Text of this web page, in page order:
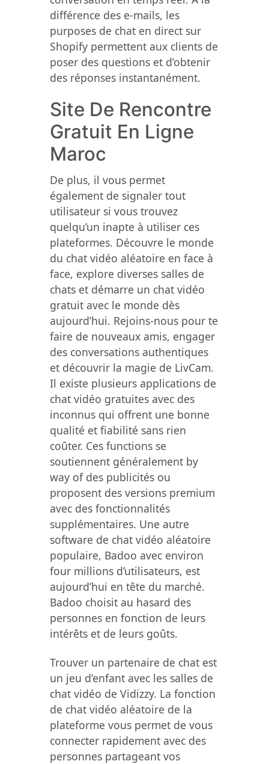
différence des e-mails, les
purposes de chat en direct sur
Shopify permettent aux clients de
poser des questions et d’obtenir
des réponses instantanément.
Site De Rencontre
Gratuit En Ligne
Maroc
De plus, il vous permet
également de signaler tout
utilisateur si vous trouvez
quelqu’un inapte à utiliser ces
plateformes. Découvre le monde
du chat vidéo aléatoire en face à
face, explore diverses salles de
chats et démarre un chat vidéo
gratuit avec le monde dès
aujourd’hui. Rejoins-nous pour te
faire de nouveaux amis, engager
des conversations authentiques
et découvrir la magie de LivCam.
Il existe plusieurs applications de
chat vidéo gratuites avec des
inconnus qui offrent une bonne
qualité et fiabilité sans rien
coûter. Ces functions se
soutiennent généralement by
way of des publicités ou
proposent des versions premium
avec des fonctionnalités
supplémentaires. Une autre
software de chat vidéo aléatoire
populaire, Badoo avec environ
four millions d’utilisateurs, est
aujourd’hui en tête du marché.
Badoo choisit au hasard des
personnes en fonction de leurs
intérêts et de leurs goûts.
Trouver un partenaire de chat est
un jeu d’enfant avec les salles de
chat vidéo de Vidizzy. La fonction
de chat vidéo aléatoire de la
plateforme vous permet de vous
connecter rapidement avec des
personnes partageant vos